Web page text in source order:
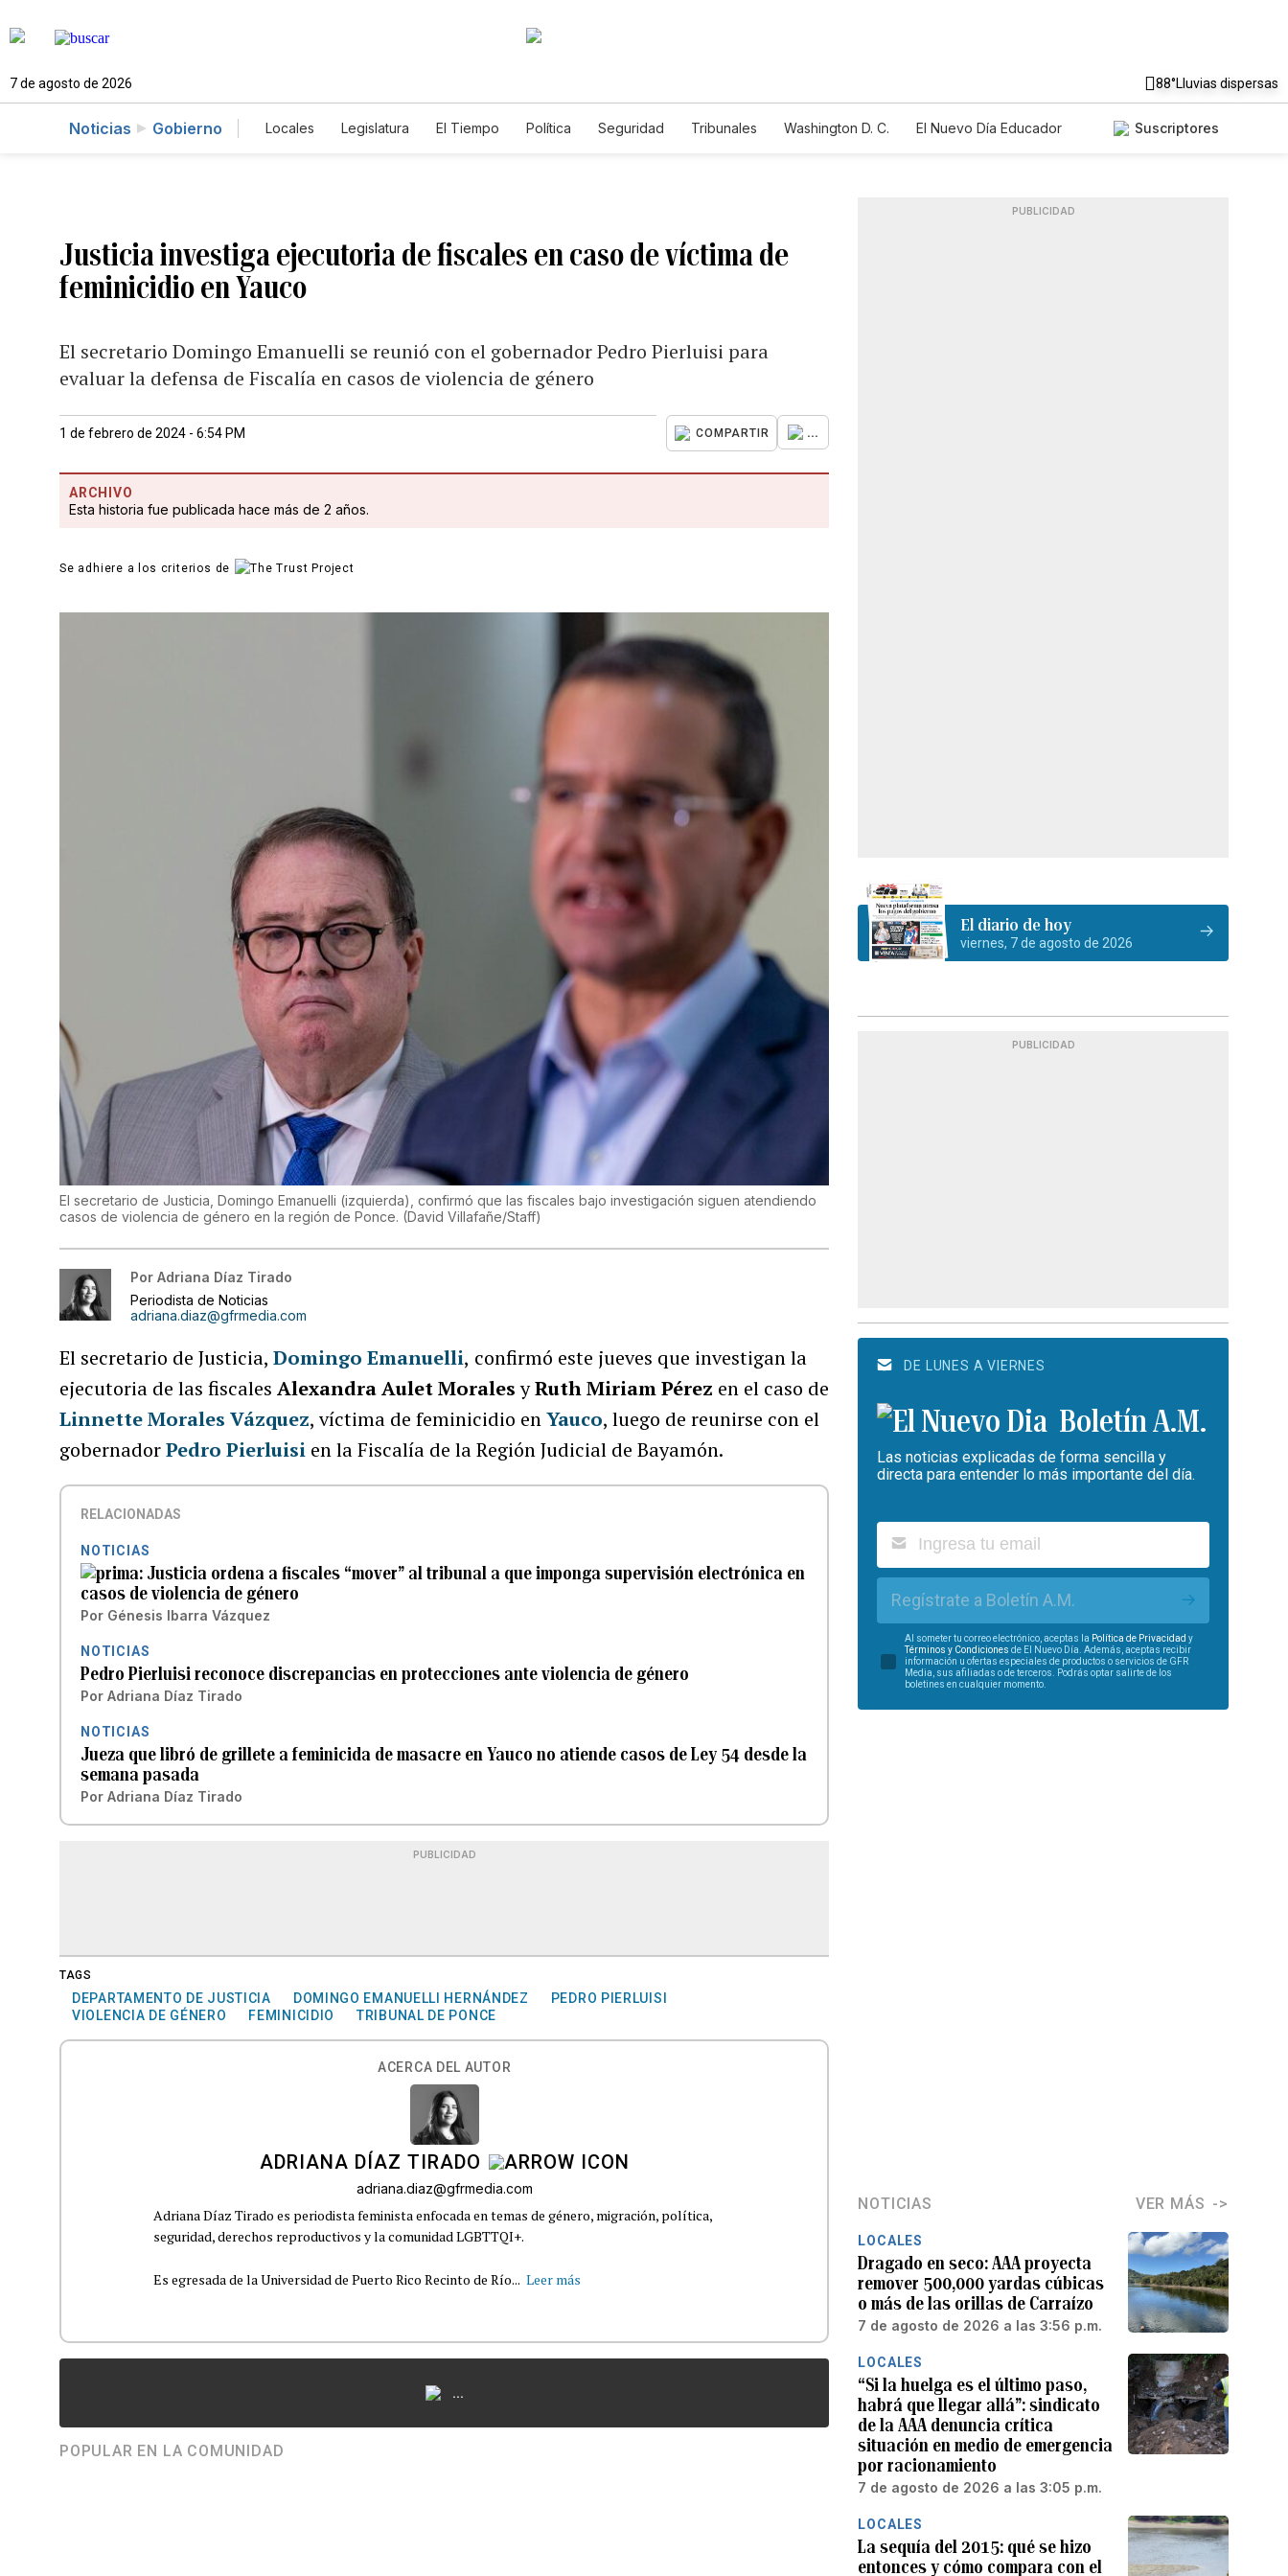
7 de agosto de 2026 88°Lluvias dispersas
Noticias Gobierno Locales Legislatura El Tiempo Política Seguridad Tribunales Washington D. C.
El Nuevo Día Educador
Suscriptores
Justicia investiga ejecutoria de fiscales en caso de víctima de
feminicidio en Yauco
El secretario Domingo Emanuelli se reunió con el gobernador Pedro Pierluisi para
evaluar la defensa de Fiscalía en casos de violencia de género
1 de febrero de 2024 - 6:54 PM COMPARTIR ...
ARCHIVO
Esta historia fue publicada hace más de 2 años.
Se adhiere a los criterios de
El secretario de Justicia, Domingo Emanuelli (izquierda), confirmó que las fiscales bajo investigación siguen atendiendo
casos de violencia de género en la región de Ponce. (David Villafañe/Staff)
Por Adriana Díaz Tirado
Periodista de Noticias
adriana.diaz@gfrmedia.com
El secretario de Justicia,Domingo Emanuelli, confirmó este jueves que investigan la
ejecutoria de las fiscalesAlexandra Aulet MoralesyRuth Miriam Pérez en el caso de
Linnette Morales Vázquez, víctima de feminicidio enYauco, luego de reunirse con el
gobernadorPedro Pierluisi en la Fiscalía de la Región Judicial de Bayamón.
RELACIONADAS
NOTICIAS
Justicia ordena a fiscales “mover” al tribunal a que imponga supervisión electrónica en
casos de violencia de género
Por Génesis Ibarra Vázquez
NOTICIAS
Pedro Pierluisi reconoce discrepancias en protecciones ante violencia de género
Por Adriana Díaz Tirado
NOTICIAS
Jueza que libró de grillete a feminicida de masacre en Yauco no atiende casos de Ley 54 desde la
semana pasada
Por Adriana Díaz Tirado
PUBLICIDAD
TAGS
DEPARTAMENTO DE JUSTICIA DOMINGO EMANUELLI HERNÁNDEZ
PEDRO PIERLUISI
VIOLENCIA DE GÉNERO
FEMINICIDIO TRIBUNAL DE PONCE
ACERCA DEL AUTOR
ADRIANA DÍAZ TIRADO
adriana.diaz@gfrmedia.com
Adriana Díaz Tirado es periodista feminista enfocada en temas de género, migración, política,
seguridad, derechos reproductivos y la comunidad LGBTTQI+.
Es egresada de la Universidad de Puerto Rico Recinto de Río... Leer más
...
POPULAR EN LA COMUNIDAD
PUBLICIDAD
El diario de hoy
viernes, 7 de agosto de 2026
PUBLICIDAD
DE LUNES A VIERNES
Boletín A.M.
Las noticias explicadas de forma sencilla y
directa para entender lo más importante del día.
Regístrate a Boletín A.M.
Al someter tu correo electrónico, aceptas la Política de Privacidad y
Términos y Condiciones de El Nuevo Día. Además, aceptas recibir
información u ofertas especiales de productos o servicios de GFR
Media, sus afiliadas o de terceros. Podrás optar salirte de los
boletines en cualquier momento.
NOTICIAS VER MÁS
LOCALES
Dragado en seco: AAA proyecta
remover 500,000 yardas cúbicas
o más de las orillas de Carraízo
7 de agosto de 2026 a las 3:56 p.m.
LOCALES
“Si la huelga es el último paso,
habrá que llegar allá”: sindicato
de la AAA denuncia crítica
situación en medio de emergencia
por racionamiento
7 de agosto de 2026 a las 3:05 p.m.
LOCALES
La sequía del 2015: qué se hizo
entonces y cómo compara con el